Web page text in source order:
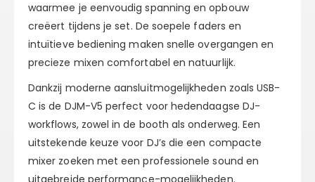
waarmee je eenvoudig spanning en opbouw
creëert tijdens je set. De soepele faders en
intuïtieve bediening maken snelle overgangen en
precieze mixen comfortabel en natuurlijk.
Dankzij moderne aansluitmogelijkheden zoalsUSB-
C is de DJM-V5 perfect voor hedendaagse DJ-
workflows, zowel in de booth als onderweg. Een
uitstekende keuze voor DJ’s die een compacte
mixer zoeken met een professionele sound en